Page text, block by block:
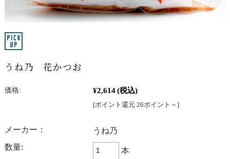
うね乃 花かつお
価格: ¥2,614(税込)
[ポイント還元 26ポイント～]
メーカー：
うね乃
数量:
本